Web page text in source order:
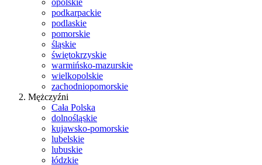
opolskie
podkarpackie
podlaskie
pomorskie
śląskie
świętokrzyskie
warmińsko-mazurskie
wielkopolskie
zachodniopomorskie
Mężczyźni
Cała Polska
dolnośląskie
kujawsko-pomorskie
lubelskie
lubuskie
łódzkie